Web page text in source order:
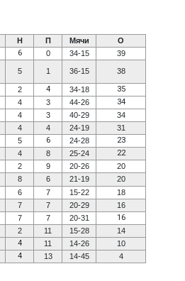
Н П Мячи
О
6 0 34-15 39
5 1 36-15 38
2 4 34-18 35
4 3 44-26 34
4 3 40-29
34
4 4 24-19
31
5 6 24-28 23
4 8 25-24 22
2 9 20-26
20
8 6 21-19
20
6 7 15-22
18
7 7 20-29
16
7 7 20-31 16
2 11 15-28
14
4 11 14-26
10
4 13 14-45 4